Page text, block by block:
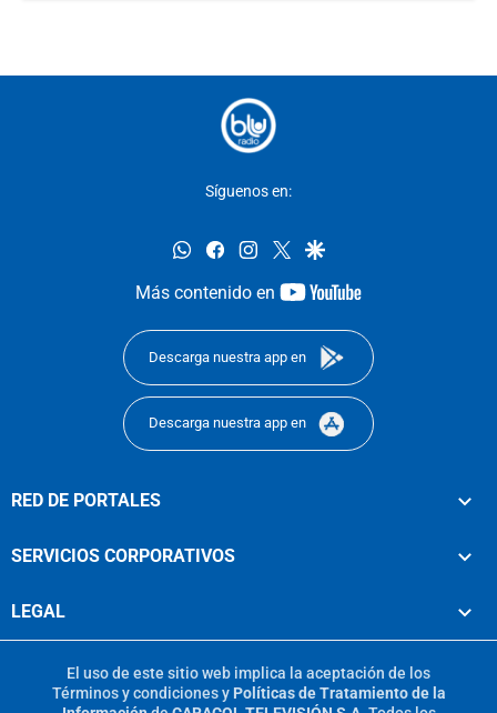
Síguenos en:
whatsappfacebookinstagram
twittergoogle
Más contenido en
youtube-
Descarga nuestra app en
Descarga nuestra app en
RED DE PORTALES
SERVICIOS CORPORATIVOS
LEGAL
El uso de este sitio web implica la aceptación de los
Términos y condicionesy Políticas de Tratamiento de la